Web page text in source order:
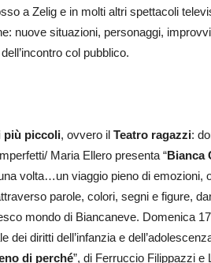
a Zelig e in molti altri spettacoli
nuove situazioni, personaggi,
col pubblico.
più piccoli, ovvero il Teatro ragazzi:
Maria Ellero presenta “Bianca
volta…un viaggio pieno di emozioni,
parole, colori, segni e figure,
mondo di Biancaneve. Domenica
diritti dell’infanzia e
di perché”, di Ferruccio Filippazzi e